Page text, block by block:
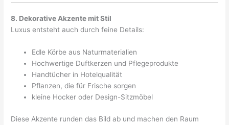
8. Dekorative Akzente mit Stil
Luxus entsteht auch durch feine Details:
Edle Körbe aus Naturmaterialien
Hochwertige Duftkerzen und Pflegeprodukte
Handtücher in Hotelqualität
Pflanzen, die für Frische sorgen
kleine Hocker oder Design-Sitzmöbel
Diese Akzente runden das Bild ab und machen den Raum